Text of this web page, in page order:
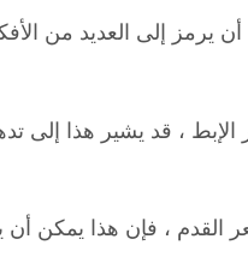
يرمز إلى العديد من
، قد يشير هذا إلى
، فإن هذا يمكن أن